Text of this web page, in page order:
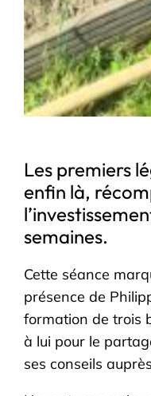
Les premiers
enfin là,
semaines.
Cette séance
présence de
formation de trois
à lui pour le
ses conseils